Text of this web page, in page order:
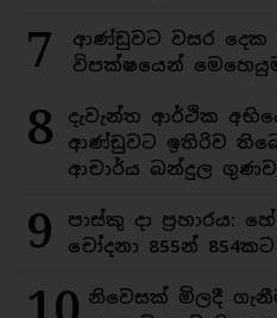
7
ආණ්ඩුවට වසර දෙක
විපක්ෂයෙන්
8
දැවැන්ත ආර්ථික
ආණ්ඩුවට ඉතිරිව
ආචාර්ය බන්දුල
9
පාස්කු දා ප්‍රහාරය:
චෝදනා 855න්
නිවෙසක් මිලදී